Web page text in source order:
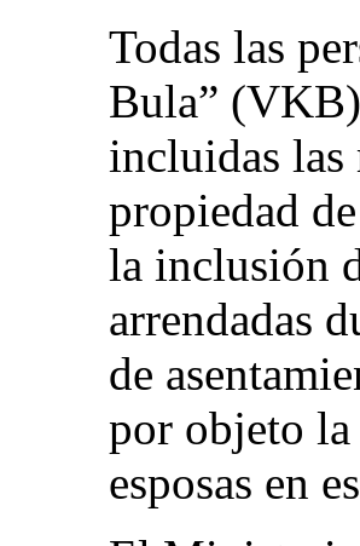
Todas las
Bula”
incluidas las
propiedad
la inclusión
arrendadas
de
por objeto la
esposas en